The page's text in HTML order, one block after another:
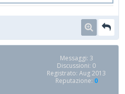
Messaggi: 3
Discussioni: 0
Registrato: Aug 2013
Reputazione: 0